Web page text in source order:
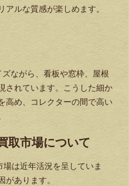
ルな質感が楽しめます。
ながら、看板や窓枠、屋根
されています。こうした細か
高め、コレクターの間で高い
取市場について
は近年活況を呈していま
があります。